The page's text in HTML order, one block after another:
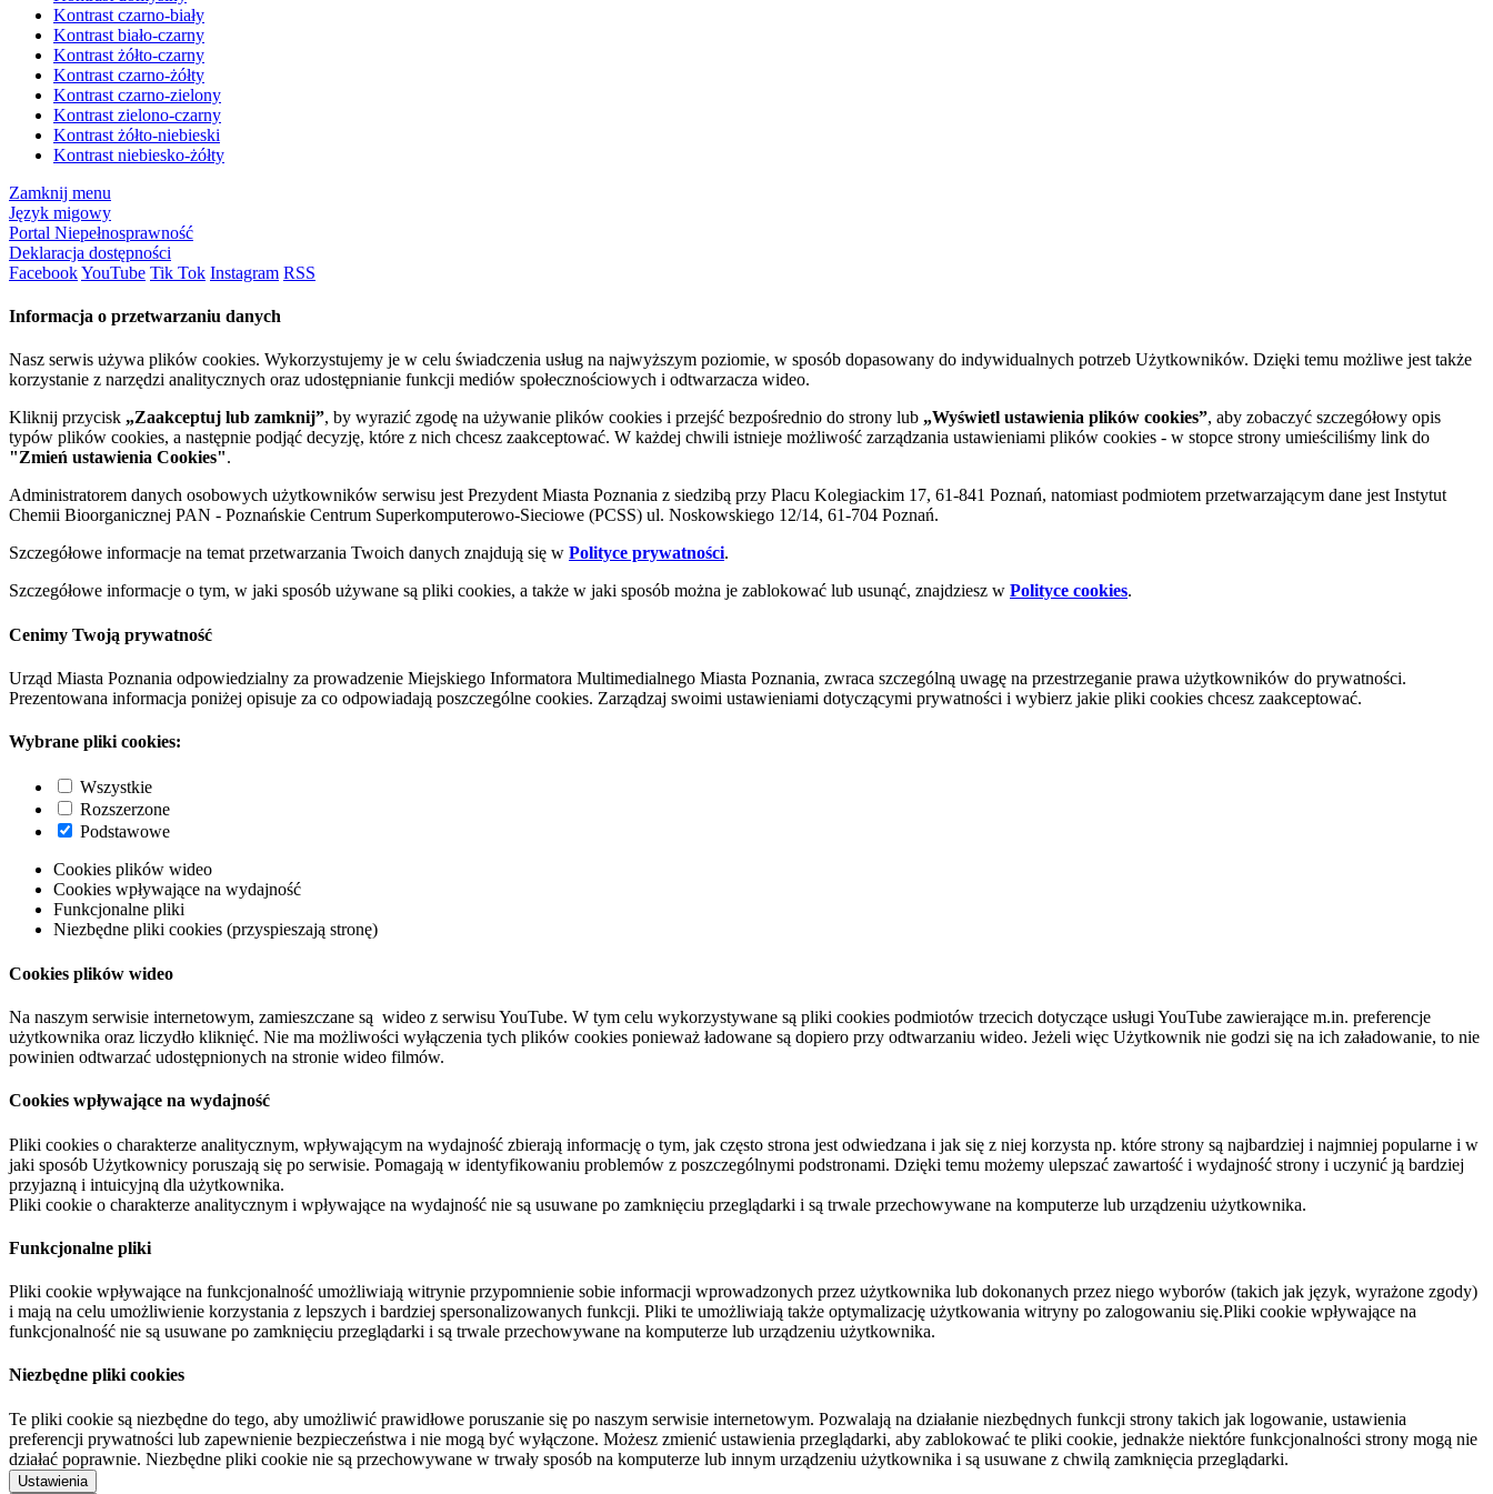
Kontrast czarno-biały
Kontrast biało-czarny
Kontrast żółto-czarny
Kontrast czarno-żółty
Kontrast czarno-zielony
Kontrast zielono-czarny
Kontrast żółto-niebieski
Kontrast niebiesko-żółty
Zamknij menu
Język migowy
Portal Niepełnosprawność
Deklaracja dostępności
FacebookYouTube Tik Tok Instagram RSS
Informacja o przetwarzaniu danych
Nasz serwis używa plików cookies. Wykorzystujemy je w celu świadczenia usług na najwyższym poziomie, w sposób dopasowany do indywidualnych potrzeb Użytkowników. Dzięki temu możliwe jest także
korzystanie z narzędzi analitycznych oraz udostępnianie funkcji mediów społecznościowych i odtwarzacza wideo.
Kliknij przycisk „Zaakceptuj lub zamknij”, by wyrazić zgodę na używanie plików cookies i przejść bezpośrednio do strony lub „Wyświetl ustawienia plików cookies”, aby zobaczyć szczegółowy opis
typów plików cookies, a następnie podjąć decyzję, które z nich chcesz zaakceptować. W każdej chwili istnieje możliwość zarządzania ustawieniami plików cookies - w stopce strony umieściliśmy link do
"Zmień ustawienia Cookies".
Administratorem danych osobowych użytkowników serwisu jest Prezydent Miasta Poznania z siedzibą przy Placu Kolegiackim 17, 61-841 Poznań, natomiast podmiotem przetwarzającym dane jest Instytut
Chemii Bioorganicznej PAN - Poznańskie Centrum Superkomputerowo-Sieciowe (PCSS) ul. Noskowskiego 12/14, 61-704 Poznań.
Szczegółowe informacje na temat przetwarzania Twoich danych znajdują się w Polityce prywatności.
Szczegółowe informacje o tym, w jaki sposób używane są pliki cookies, a także w jaki sposób można je zablokować lub usunąć, znajdziesz w Polityce cookies.
Cenimy Twoją prywatność
Urząd Miasta Poznania odpowiedzialny za prowadzenie Miejskiego Informatora Multimedialnego Miasta Poznania, zwraca szczególną uwagę na przestrzeganie prawa użytkowników do prywatności.
Prezentowana informacja poniżej opisuje za co odpowiadają poszczególne cookies. Zarządzaj swoimi ustawieniami dotyczącymi prywatności i wybierz jakie pliki cookies chcesz zaakceptować.
Wybrane pliki cookies:
Wszystkie
Rozszerzone
Podstawowe
Cookies plików wideo
Cookies wpływające na wydajność
Funkcjonalne pliki
Niezbędne pliki cookies (przyspieszają stronę)
Cookies plików wideo
Na naszym serwisie internetowym, zamieszczane są wideo z serwisu YouTube. W tym celu wykorzystywane są pliki cookies podmiotów trzecich dotyczące usługi YouTube zawierające m.in. preferencje
użytkownika oraz liczydło kliknięć. Nie ma możliwości wyłączenia tych plików cookies ponieważ ładowane są dopiero przy odtwarzaniu wideo. Jeżeli więc Użytkownik nie godzi się na ich załadowanie, to nie
powinien odtwarzać udostępnionych na stronie wideo filmów.
Cookies wpływające na wydajność
Pliki cookies o charakterze analitycznym, wpływającym na wydajność zbierają informację o tym, jak często strona jest odwiedzana i jak się z niej korzysta np. które strony są najbardziej i najmniej popularne i w
jaki sposób Użytkownicy poruszają się po serwisie. Pomagają w identyfikowaniu problemów z poszczególnymi podstronami. Dzięki temu możemy ulepszać zawartość i wydajność strony i uczynić ją bardziej
przyjazną i intuicyjną dla użytkownika.
Pliki cookie o charakterze analitycznym i wpływające na wydajność nie są usuwane po zamknięciu przeglądarki i są trwale przechowywane na komputerze lub urządzeniu użytkownika.
Funkcjonalne pliki
Pliki cookie wpływające na funkcjonalność umożliwiają witrynie przypomnienie sobie informacji wprowadzonych przez użytkownika lub dokonanych przez niego wyborów (takich jak język, wyrażone zgody)
i mają na celu umożliwienie korzystania z lepszych i bardziej spersonalizowanych funkcji. Pliki te umożliwiają także optymalizację użytkowania witryny po zalogowaniu się.Pliki cookie wpływające na
funkcjonalność nie są usuwane po zamknięciu przeglądarki i są trwale przechowywane na komputerze lub urządzeniu użytkownika.
Niezbędne pliki cookies
Te pliki cookie są niezbędne do tego, aby umożliwić prawidłowe poruszanie się po naszym serwisie internetowym. Pozwalają na działanie niezbędnych funkcji strony takich jak logowanie, ustawienia
preferencji prywatności lub zapewnienie bezpieczeństwa i nie mogą być wyłączone. Możesz zmienić ustawienia przeglądarki, aby zablokować te pliki cookie, jednakże niektóre funkcjonalności strony mogą nie
działać poprawnie. Niezbędne pliki cookie nie są przechowywane w trwały sposób na komputerze lub innym urządzeniu użytkownika i są usuwane z chwilą zamknięcia przeglądarki.
Ustawienia